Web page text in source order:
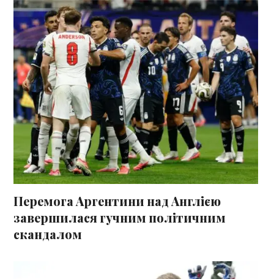
Перемога Аргентини над Англією
завершилася гучним політичним
скандалом